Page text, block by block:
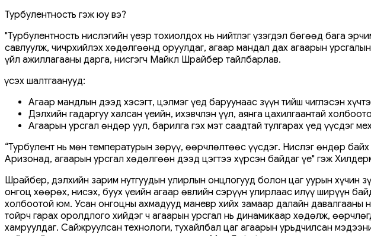
Турбулентность гэж юу вэ?
"Турбулентность нислэгийн үеэр тохиолдох нь нийтлэг үзэгдэл бөгөөд бага
савлуулж, чичрхийлэх хөдөлгөөнд оруулдаг, агаар мандал дах агаарын
үйл ажиллагааны дарга, нисгэгч Майкл Шрайбер тайлбарлав.
Үүсэх шалтгаанууд:
Агаар мандлын дээд хэсэгт, цэлмэг үед баруунаас зүүн тийш чиглэсэн
Дэлхийн гадаргуу халсан үеийн, ихэвчлэн үүл, аянга цахилгаантай
Агаарын урсгал өндөр уул, барилга гэх мэт саадтай тулгарах үед үүсдэг
“Турбулент нь мөн температурын зөрүү, өөрчлөлтөөс үүсдэг. Нислэг өндөр
Аризонад, агаарын урсгал хөдөлгөөн дээд цэгтээ хүрсэн байдаг үе" гэж
Шрайбер, дэлхийн зарим нутгуудын улирлын онцлогууд болон цаг уурын хүчин
онгоц хөөрөх, нисэх, буух үеийн агаар өвлийн сэрүүн улирлаас илүү ширүүн
холбоотой юм. Усан онгоцны ахмадууд маневр хийх замаар далайн давалгааны
тойрч гарах оролдлого хийдэг ч агаарын урсгал нь динамикаар хөдөлж,
хамруулдаг. Сайжруулсан технологи, тухайлбал цаг агаарын урьдчилсан